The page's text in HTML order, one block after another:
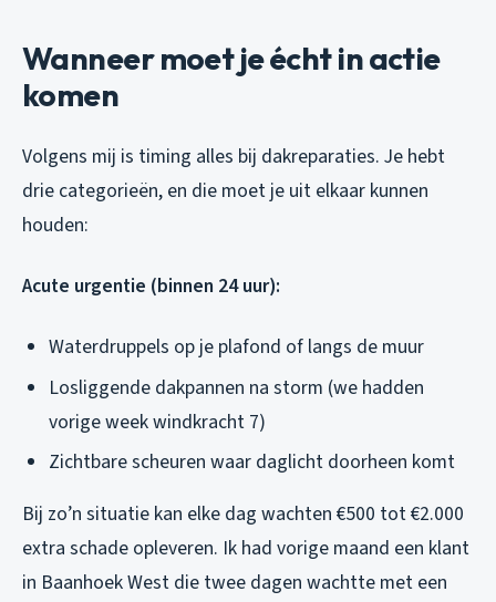
Wanneer moet je écht in actie
komen
Volgens mij is timing alles bij dakreparaties. Je hebt
drie categorieën, en die moet je uit elkaar kunnen
houden:
Acute urgentie (binnen 24 uur):
Waterdruppels op je plafond of langs de muur
Losliggende dakpannen na storm (we hadden
vorige week windkracht 7)
Zichtbare scheuren waar daglicht doorheen komt
Bij zo’n situatie kan elke dag wachten €500 tot €2.000
extra schade opleveren. Ik had vorige maand een klant
in Baanhoek West die twee dagen wachtte met een